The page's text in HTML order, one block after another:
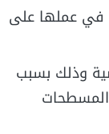
في عملها على
وذلك بسبب